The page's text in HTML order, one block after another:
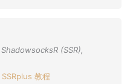
ShadowsocksR (SSR),
SSRplus 教程